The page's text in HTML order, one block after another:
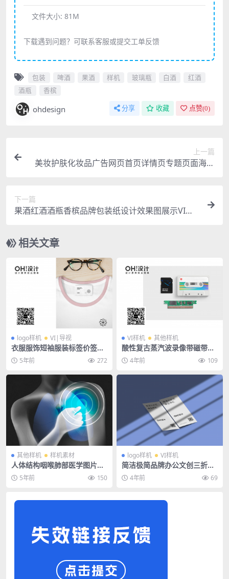
文件大小: 81M
下载遇到问题？可联系客服或提交工单反馈
包装 啤酒 果酒 样机 玻璃瓶 白酒
红酒
酒瓶
香槟
ohdesign 分享 收藏 点赞(0)
上一篇
美妆护肤化妆品广告网页首页详情页专题页面海报
下一篇
果酒红酒酒瓶香槟品牌包装纸设计效果图展示VI贴
相关文章
logo样机 VI|导视
衣服服饰短袖服装标签价签文
创场景logo样机
5年前 272
VI样机 其他样机
酸性复古蒸汽波录像带磁带手
机iPad包装样机素材
4年前 109
其他样机 样机素材
人体结构咽喉肺部医学图片PS
D分层素材
5年前 150
logo样机 VI样机
简洁极简品牌办公文创三折页
样机PSD素材模板
4年前 69